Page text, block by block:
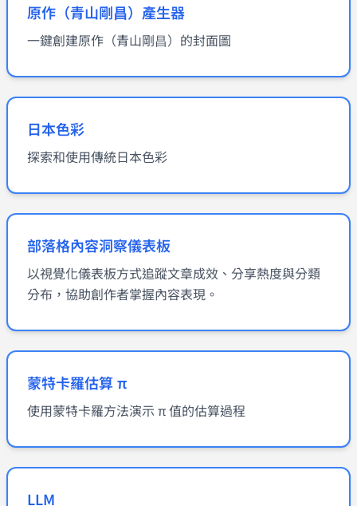
原作（青山剛昌）產生器
一鍵創建原作（青山剛昌）的封面圖
日本色彩
探索和使用傳統日本色彩
部落格內容洞察儀表板
以視覺化儀表板方式追蹤文章成效、分享熱度與分類
分布，協助創作者掌握內容表現。
蒙特卡羅估算 π
使用蒙特卡羅方法演示 π 值的估算過程
LLM